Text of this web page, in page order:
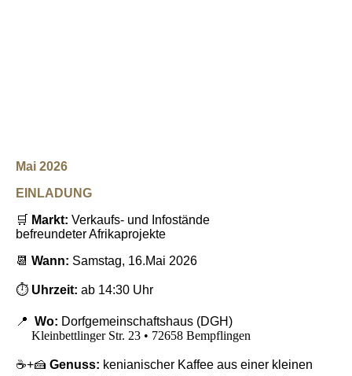
Mai 2026
EINLADUNG
🛒 Markt: Verkaufs- und Infostände
befreundeter Afrikaprojekte
📆 Wann: Samstag, 16.Mai 2026
⏱️ Uhrzeit: ab 14:30 Uhr
📍 Wo: Dorfgemeinschaftshaus (DGH)
Kleinbettlinger Str. 23 • 72658 Bempflingen
☕️+🍰 Genuss: kenianischer Kaffee aus einer kleinen